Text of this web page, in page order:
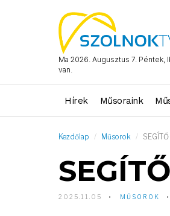
Ma 2026. Augusztus 7. Péntek,
van.
Hírek Műsoraink
Kezdőlap Műsorok
2025.11.05 MŰSOROK